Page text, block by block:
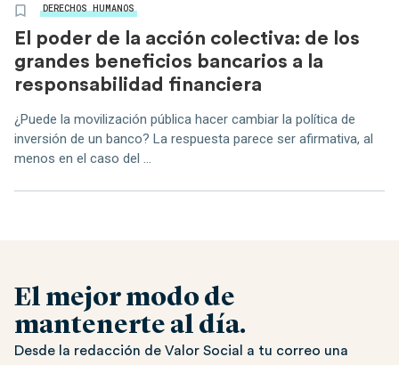
DERECHOS HUMANOS
El poder de la acción colectiva: de los
grandes beneficios bancarios a la
responsabilidad financiera
¿Puede la movilización pública hacer cambiar la política de
inversión de un banco? La respuesta parece ser afirmativa, al
menos en el caso del ...
El mejor modo de
mantenerte al día.
Desde la redacción de Valor Social a tu correo una